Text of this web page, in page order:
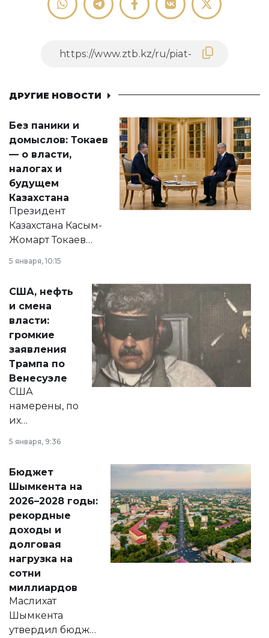
ДРУГИЕ НОВОСТИ
Без паники и
домыслов: Токаев
— о власти,
налогах и
будущем
Казахстана
Президент
Казахстана Касым-
Жомарт Токаев
сразу несколько
актуальных тем —
от слухов о
политических
реформах до
вопросов армии,
экономики и
личного здоровья.
5 января, 10:15
США, нефть
и смена
власти:
громкие
заявления
Трампа по
Венесуэле
США
намерены, по
их
принести
народу
Венесуэлы.
5 января, 9:36
Бюджет
Шымкента на
2026–2028 годы:
рекордные
доходы и
долговая
нагрузка на
сотни
миллиардов
Маслихат
Шымкента
утвердил бюджет